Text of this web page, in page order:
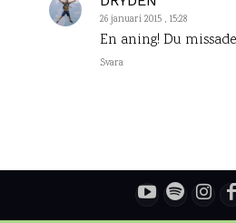
26 januari 2015 , 15:28
En aning! Du
Svara